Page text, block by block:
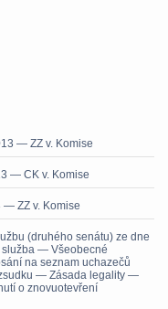
— ZZ v. Komise
— CK v. Komise
— ZZ v. Komise
(druhého senátu) ze dne
služba — Všeobecné
na seznam uchazečů
— Zásada legality —
o znovuotevření